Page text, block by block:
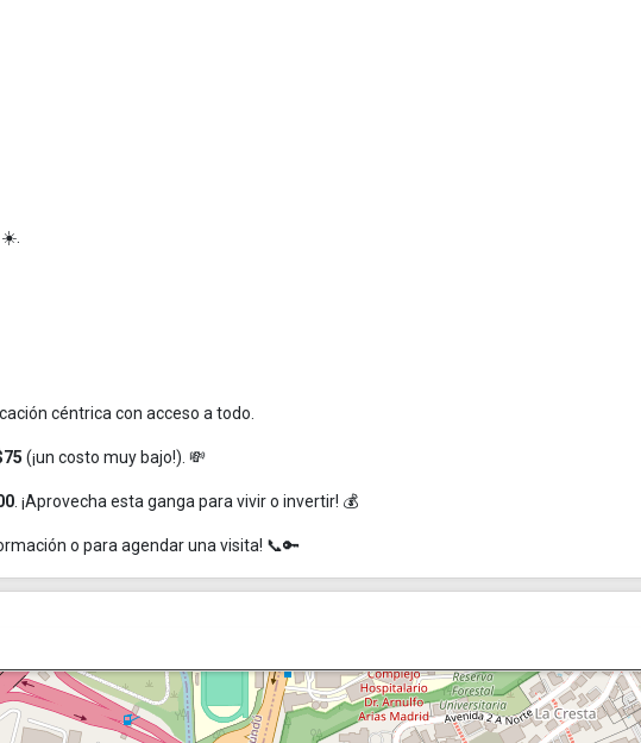
céntrica con acceso a todo.
(¡un costo muy bajo!). 💸
. ¡Aprovecha esta ganga para vivir o invertir! 💰
o para agendar una visita! 📞🔑